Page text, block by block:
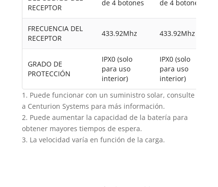
RECEPTOR
de 4 botones
de 4 botones
FRECUENCIA DEL
RECEPTOR
433.92Mhz 433.92Mhz
GRADO DE
PROTECCIÓN
IPX0 (solo
para uso
interior)
IPX0 (solo
para uso
interior)
1. Puede funcionar con un suministro solar, consulte
a Centurion Systems para más información.
2. Puede aumentar la capacidad de la batería para
obtener mayores tiempos de espera.
3. La velocidad varía en función de la carga.